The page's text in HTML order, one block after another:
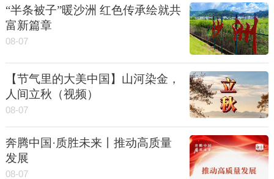
“半条被子”暖沙洲 红色传承绘就共
富新篇章
08-07
【节气里的大美中国】山河染金，
人间立秋（视频）
08-07
奔腾中国·质胜未来丨推动高质量
发展
08-07